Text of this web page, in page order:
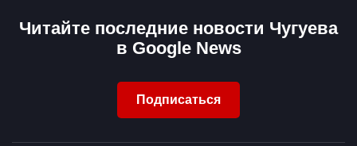
Читайте последние новости Чугуева
в Google News
Подписаться